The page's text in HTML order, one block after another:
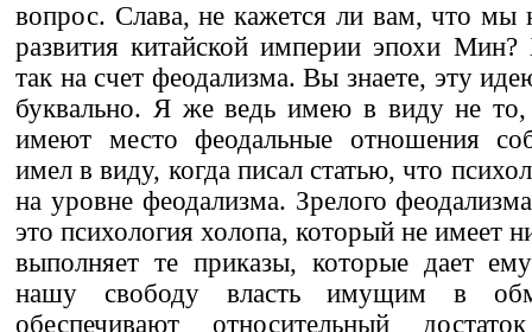
вопрос. Слава, не кажется ли вам, что мы
развития китайской империи эпохи
так на счет феодализма. Вы знаете, эту
буквально. Я же ведь имею в виду не
имеют место феодальные отношения
имел в виду, когда писал статью, что
на уровне феодализма. Зрелого
это психология холопа, который не имеет
выполняет те приказы, которые дает
нашу свободу власть имущим в
обеспечивают относительный